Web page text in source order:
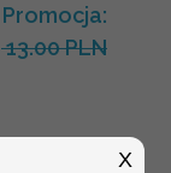
Promocja:
13.00 PLN
X